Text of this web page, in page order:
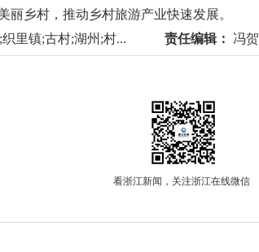
丽乡村，推动乡村旅游产业快速发展。
里镇;古村;湖州;村... 责任编辑： 冯贺
看浙江新闻，关注浙江在线微信